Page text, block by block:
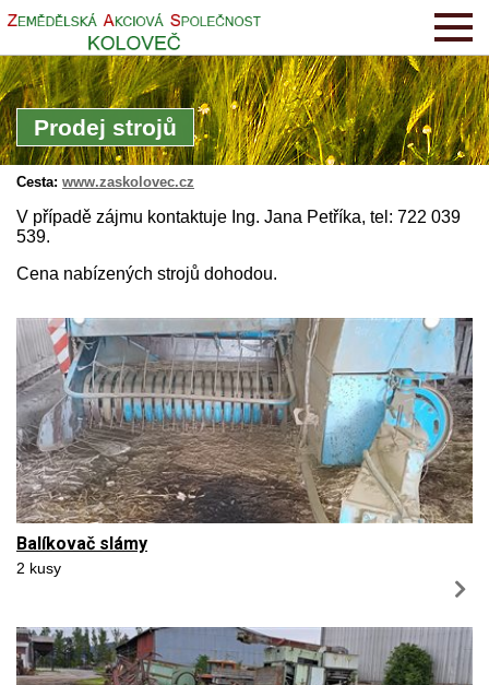
Prodej strojů
Cesta: www.zaskolovec.cz
V případě zájmu kontaktuje Ing. Jana Petříka, tel: 722 039
539.
Cena nabízených strojů dohodou.
Balíkovač slámy
2 kusy